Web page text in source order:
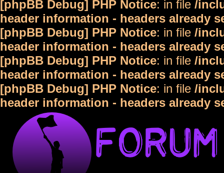
[phpBB Debug] PHP Notice: in file /
header information - headers already
[phpBB Debug] PHP Notice: in file /
header information - headers already
[phpBB Debug] PHP Notice: in file /
header information - headers already
[phpBB Debug] PHP Notice: in file /
header information - headers already